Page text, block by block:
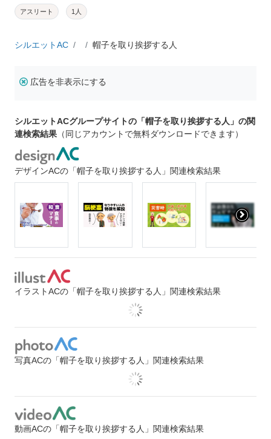
アスリート 1人
シルエットAC 帽子を取り挨拶する人
広告を非表示にする
シルエットACグループサイトの「帽子を取り挨拶する人」の関
連検索結果 （同じアカウントで無料ダウンロードできます）
デザインACの「帽子を取り挨拶する人」関連検索結果
イラストACの「帽子を取り挨拶する人」関連検索結果
写真ACの「帽子を取り挨拶する人」関連検索結果
動画ACの「帽子を取り挨拶する人」関連検索結果